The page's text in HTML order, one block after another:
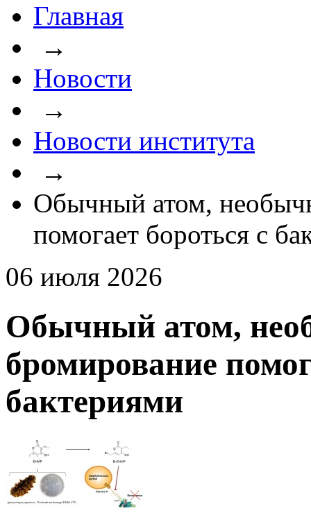
Главная
→
Новости
→
Новости института
→
Обычный атом,
помогает бороться с
06 июля 2026
Обычный атом,
бромирование
бактериями